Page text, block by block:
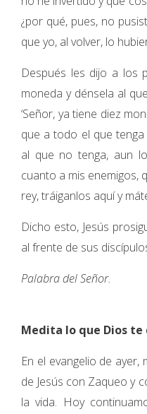
¿por qué, pues, no
que yo, al volver, lo
Después les dijo a los
moneda y dénsela al
‘Señor, ya tiene diez
que a todo el que
al que no tenga, aun
cuanto a mis enemigos,
rey, tráiganlos aquí y
Dicho esto, Jesús
al frente de sus
Palabra del Señor.
Medita lo que Dios te
En el evangelio de
de Jesús con Zaqueo y
la vida. Hoy